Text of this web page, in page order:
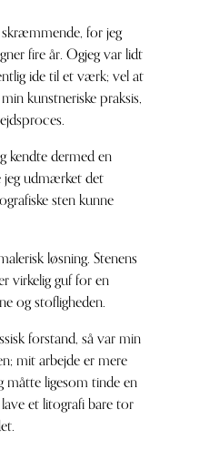
for jeg
fire år. Ogjeg var lidt
ide til et værk; vel at
kunstneriske praksis,
kendte dermed en
jeg udmærket det
sten kunne
løsning. Stenens
virkelig guf for en
og stofligheden.
forstand, så var min
mit arbejde er mere
måtte ligesom tinde en
et litografi bare tor